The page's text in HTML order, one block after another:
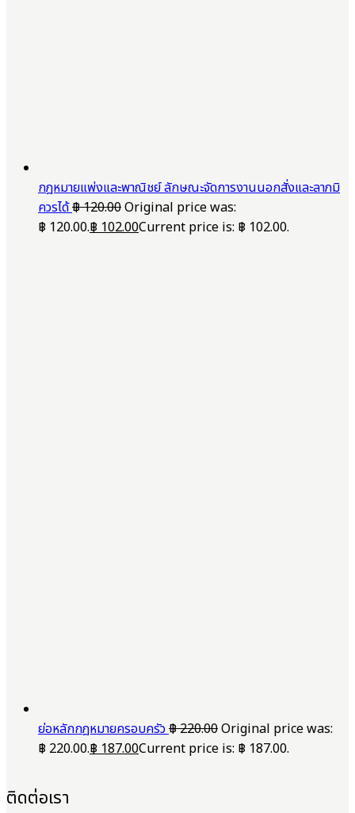
กฎหมายแพ่งและพาณิชย์ ลักษณะจัดการงานนอกสั่งและลาภมิ
ควรได้฿120.00Original price was:
฿ 120.00.฿102.00Current price is: ฿ 102.00.
ย่อหลักกฎหมายครอบครัว฿220.00Original price was:
฿ 220.00.฿187.00Current price is: ฿ 187.00.
ติดต่อเรา